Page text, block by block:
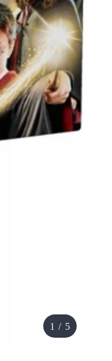
1 / 5